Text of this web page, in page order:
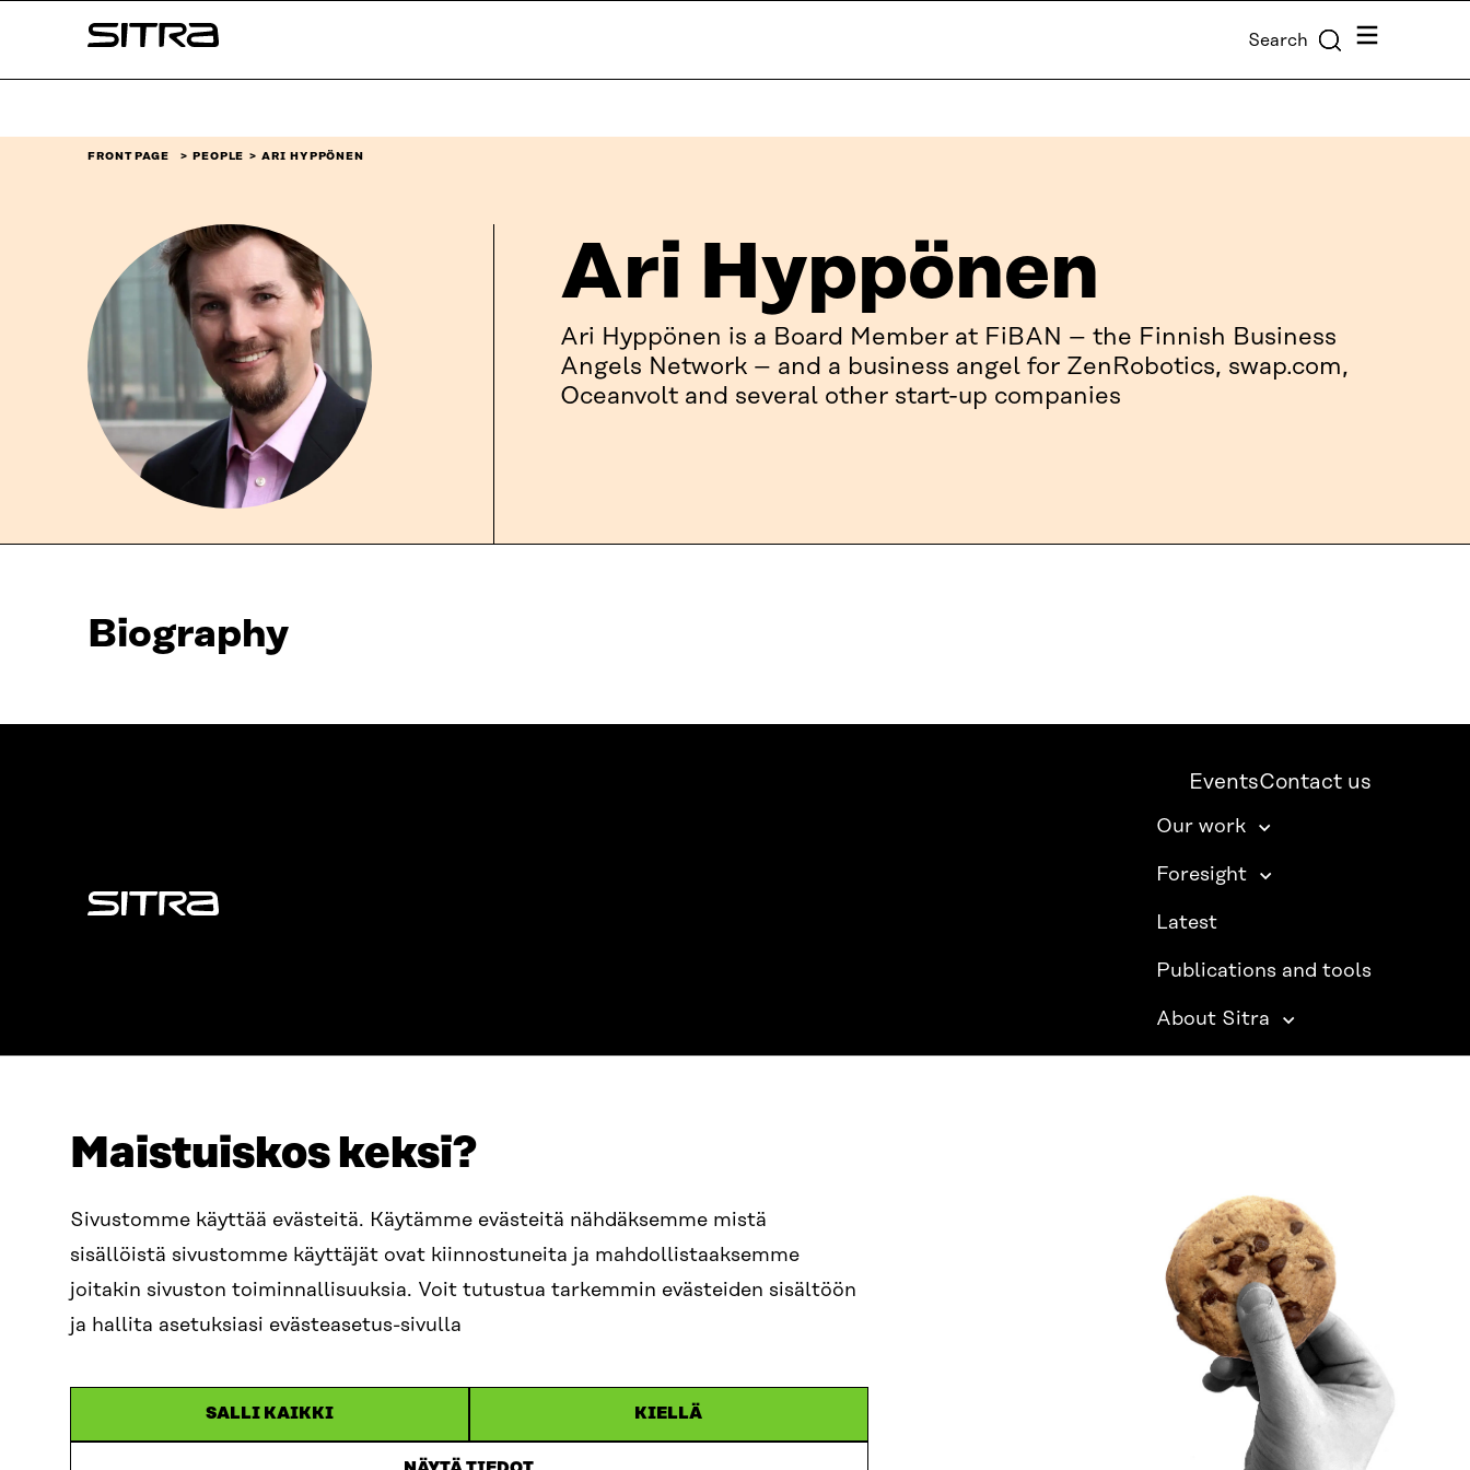
Maistuiskos keksi?
Sivustomme käyttää evästeitä. Käytämme evästeitä nähdäksemme mistä
sisällöistä sivustomme käyttäjät ovat kiinnostuneita ja mahdollistaaksemme
joitakin sivuston toiminnallisuuksia. Voit tutustua tarkemmin evästeiden sisältöön
ja hallita asetuksiasi evästeasetus-sivulla
SALLI KAIKKI KIELLÄ
↓
Sitra Search Menu
FRONT PAGE PEOPLE ARI HYPPÖNEN
Ari Hyppönen
Ari Hyppönen is a Board Member at FiBAN – the Finnish Business
Angels Network – and a business angel for ZenRobotics, swap.com,
Oceanvolt and several other start-up companies
Biography
Sitra
EventsContact us
Our work
Foresight
Latest
Publications and tools
About Sitra
ADDRESS
160,
00181 Helsinki
How to get to Sitra?
BUSINESS ID
TELEPHONE
EMAIL
firstname.lastname@sitra.fi